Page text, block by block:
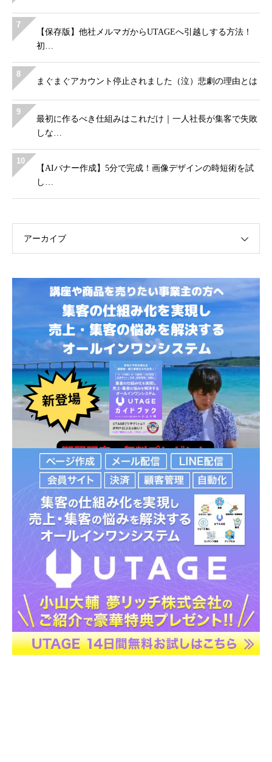
7
【保存版】他社メルマガからUTAGEへ引越しする方法！
初…
8
まぐまぐアカウント停止されました（泣）悲劇の理由とは
9
最初に作るべき仕組みはこれだけ｜一人社長が集客で失敗
しな…
10
【AIバナー作成】5分で完成！画像デザインの時短術を試
し…
アーカイブ